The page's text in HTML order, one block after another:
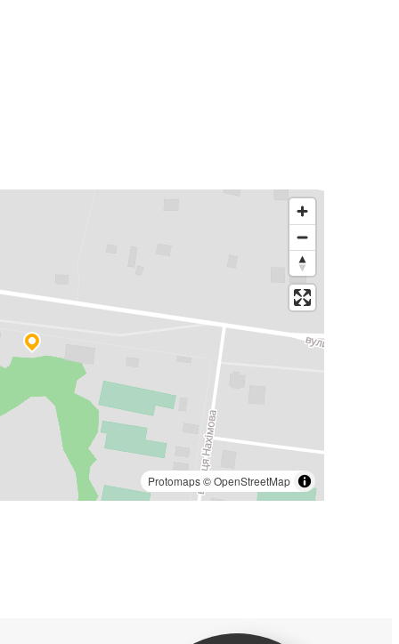
Protomaps©OpenStreetMap